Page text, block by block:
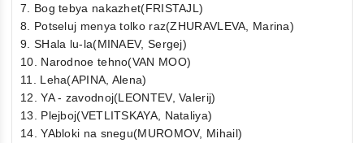
7. Bog tebya nakazhet(FRISTAJL)
8. Potseluj menya tolko raz(ZHURAVLEVA, Marina)
9. SHala lu-la(MINAEV, Sergej)
10. Narodnoe tehno(VAN MOO)
11. Leha(APINA, Alena)
12. YA - zavodnoj(LEONTEV, Valerij)
13. Plejboj(VETLITSKAYA, Nataliya)
14. YAbloki na snegu(MUROMOV, Mihail)